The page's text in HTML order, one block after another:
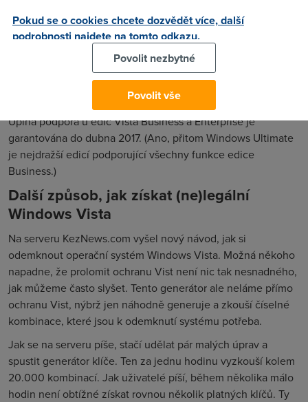
Home.
Jak Windows XP Pro, tak Windows XP Home přestanou být
podporovány v plném režimu v dubnu2009 a
až do dubna roku 2014 se budou vydávat pouze
Úplná podpora u edic Vista Business a Enterprise je
garantována do dubna 2017. (Ano, přitom Windows Ultimate
je nejdražší edicí podporující všechny funkce edice
Business.)
Další způsob, jak získat (ne)legální
Windows Vista
Na serveru KezNews.com vyšel nový návod, jak si
odemknout operační systém Windows Vista. Možná někoho
napadne, že prolomit ochranu Vist není nic tak nesnadného,
jak můžeme často slyšet. Tento generátor ale neláme přímo
ochranu Vist, nýbrž jen náhodně generuje a zkouší číselné
kombinace, které jsou k odemknutí systému potřeba.
Jak se na serveru píše, stačí udělat pár malých úprav a
spustit generátor klíče. Ten za jednu hodinu vyzkouší kolem
20.000 kombinací. Jak uživatelé píší, během několika málo
hodin není obtížné získat rovnou několik platných klíčů. Ty
Pokud se o cookies chcete dozvědět více, další
podrobnosti najdete na tomto odkazu.
Povolit nezbytné
Povolit vše